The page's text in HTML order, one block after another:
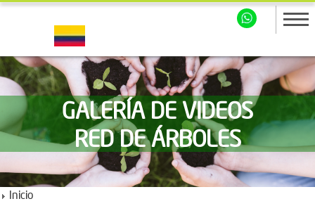
GALERÍA DE VIDEOS
RED DE ÁRBOLES
Inicio